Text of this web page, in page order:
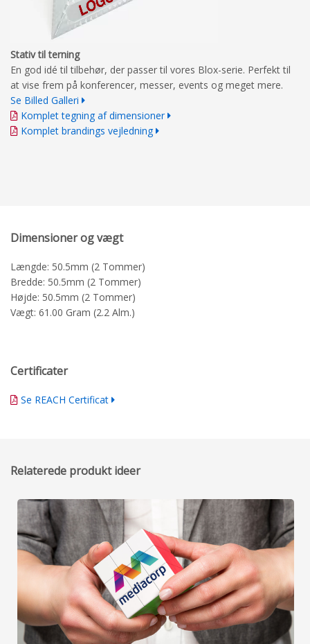
Stativ til terning
En god idé til tilbehør, der passer til vores Blox-serie. Perfekt til
at vise frem på konferencer, messer, events og meget mere.
Se Billed Galleri
Komplet tegning af dimensioner
Komplet brandings vejledning
Dimensioner og vægt
Længde: 50.5mm (2 Tommer)
Bredde: 50.5mm (2 Tommer)
Højde: 50.5mm (2 Tommer)
Vægt: 61.00 Gram (2.2 Alm.)
Certificater
Se REACH Certificat
Relaterede produkt ideer